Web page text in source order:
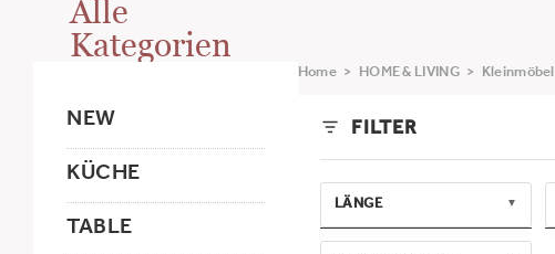
Alle
Kategorien
NEW
KÜCHE
TABLE
Home > HOME & LIVING > Kleinmöbel
FILTER
LÄNGE ▼